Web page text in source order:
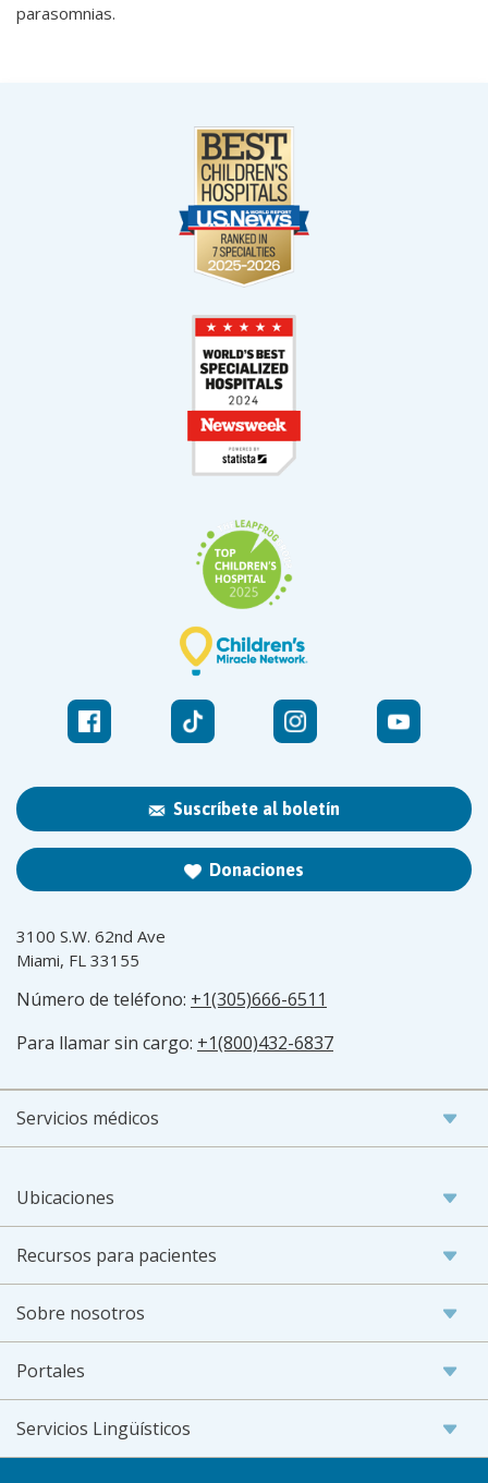
parasomnias.
Suscríbete al boletín
Donaciones
3100 S.W. 62nd Ave
Miami, FL 33155
Número de teléfono: +1(305)666-6511
Para llamar sin cargo: +1(800)432-6837
Servicios médicos
Ubicaciones
Recursos para pacientes
Sobre nosotros
Portales
Servicios Lingüísticos